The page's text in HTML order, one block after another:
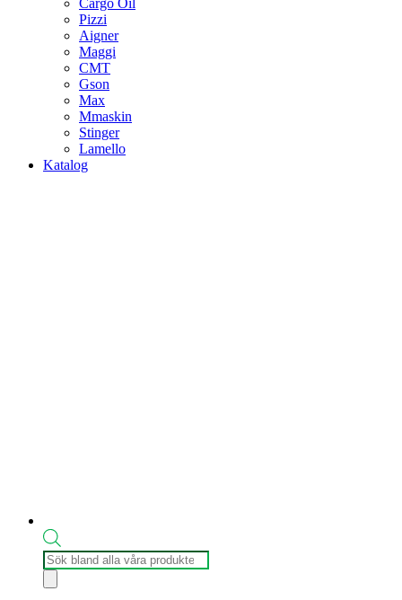
Pizzi
Aigner
Maggi
CMT
Gson
Max
Mmaskin
Stinger
Lamello
Katalog
Produktsökning